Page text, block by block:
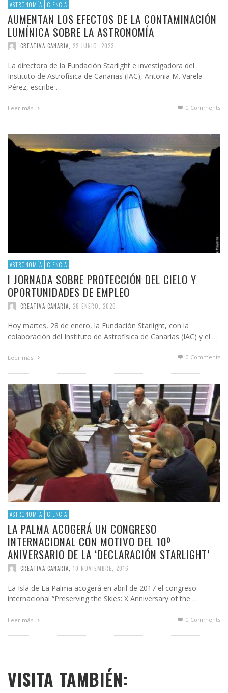
ASTRONOMÍA CIENCIA
AUMENTAN LOS EFECTOS DE LA CONTAMINACIÓN
LUMÍNICA SOBRE LA ASTRONOMÍA
CREATIVA CANARIA 22 JUNIO, 2023
La directora de la Fundación Starlight e investigadora del
Instituto de Astrofísica de Canarias (IAC), Antonia M. Varela
Pérez, escribe …
Leer más 0 Comments
ASTRONOMÍA CIENCIA
I JORNADA SOBRE PROTECCIÓN DEL CIELO Y
OPORTUNIDADES DE EMPLEO
CREATIVA CANARIA 28 ENERO, 2020
Hoy martes, 28 de enero, la Fundación Starlight, con la
colaboración del Instituto de Astrofísica de Canarias (IAC) y el …
Leer más 0 Comments
ASTRONOMÍA CIENCIA
LA PALMA ACOGERÁ UN CONGRESO
INTERNACIONAL CON MOTIVO DEL 10º
ANIVERSARIO DE LA ‘DECLARACIÓN STARLIGHT’
CREATIVA CANARIA 10 NOVIEMBRE, 2016
La Isla de La Palma acogerá en abril de 2017 el congreso
internacional “Preserving the Skies: X Anniversary of the …
Leer más 0 Comments
VISITA TAMBIÉN: